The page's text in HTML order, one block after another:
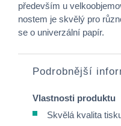
především u
nostem je skvělý pro
se o univerzální papír.
Podrobnější
Vlastnosti produktu
Skvělá kvalita